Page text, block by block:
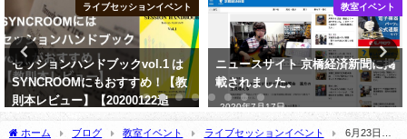
教室イベント
ニュースサイト 京橋経済新聞に掲
載されました。
2020年7月17日
ついったー東方部
【レポート】ニコニコ超会議
2025（超！ZUNビール&ひろゆき
ビール） で演奏してきました。
ホーム ブログ 教室イベント ライブセッションイベント
6月23日